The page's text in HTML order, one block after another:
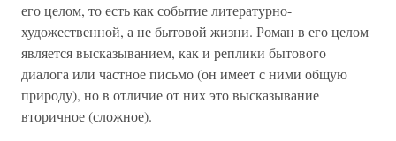
его целом, то есть как событие литературно-
художественной, а не бытовой жизни. Роман в его целом
является высказыванием, как и реплики бытового
диалога или частное письмо (он имеет с ними общую
природу), но в отличие от них это высказывание
вторичное (сложное).